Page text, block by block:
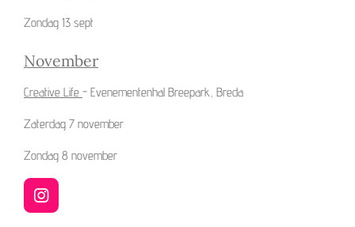
Zondag 13 sept
November
Creative Life - Evenementenhal Breepark, Breda
Zaterdag 7 november
Zondag 8 november
I
n